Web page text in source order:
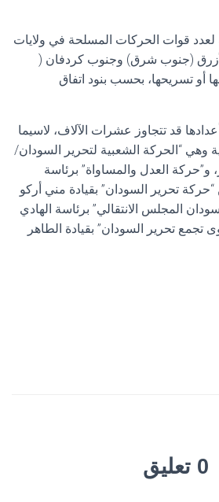
لعدد قوات الحركات المسلحة في ولايات
(جنوب شرق) وجنوب كردفان (
أو تسريحها، بحسب بنود اتفاق
قد تتجاوز عشرات الآلاف، لاسيما
وهي “الحركة الشعبية لتحرير السودان/
و”حركة العدل والمساواة” برئاسة
تحرير السودان” بقيادة مني أركو
المجلس الانتقالي” برئاسة الهادي
تحرير السودان” بقيادة الطاهر
0 تعليق